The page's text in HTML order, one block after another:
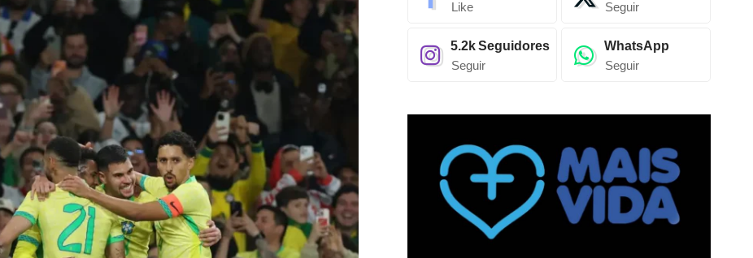
Like Seguir
5.2kSeguidores
Seguir
WhatsApp
Seguir